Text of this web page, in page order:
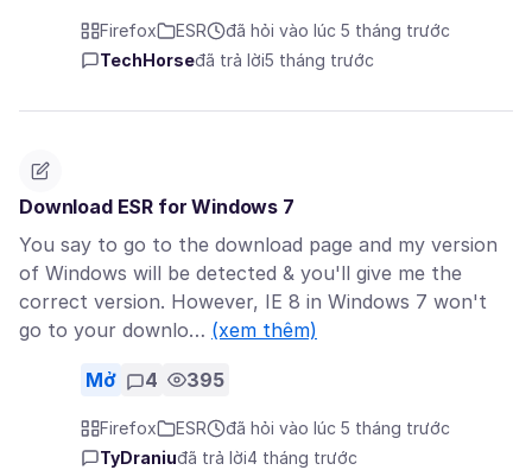
Firefox ESR
đã hỏi vào lúc 5 tháng trước
TechHorseđã trả lời5 tháng trước
Download ESR for Windows 7
You say to go to the download page and my version
of Windows will be detected & you'll give me the
correct version. However, IE 8 in Windows 7 won't
go to your downlo… (xem thêm)
Mở 4 395
Firefox ESR
đã hỏi vào lúc 5 tháng trước
TyDraniuđã trả lời4 tháng trước